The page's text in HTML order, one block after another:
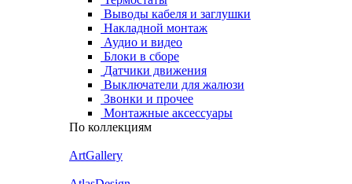
Выводы кабеля и заглушки
Накладной монтаж
Аудио и видео
Блоки в сборе
Датчики движения
Выключатели для жалюзи
Звонки и прочее
Монтажные аксессуары
По коллекциям
ArtGallery